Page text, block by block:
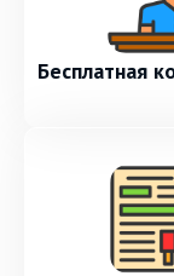
Бесплатная